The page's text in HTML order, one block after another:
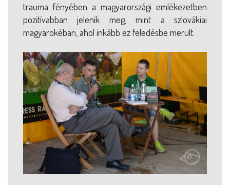
trauma fényében a magyarországi emlékezetben
pozitívabban jelenik meg, mint a szlovákiai
magyarokéban, ahol inkább ez feledésbe merült.